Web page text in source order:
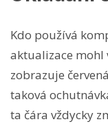
Kdo používá
aktualizace mohl
zobrazuje
taková
ta čára vždycky